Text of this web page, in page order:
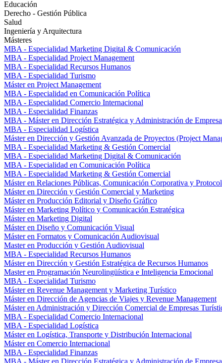
Educación
Derecho - Gestión Pública
Salud
Ingeniería y Arquitectura
Másteres
MBA - Especialidad Marketing Digital & Comunicación
MBA - Especialidad Project Management
MBA - Especialidad Recursos Humanos
MBA - Especialidad Turismo
Máster en Project Management
MBA - Especialidad en Comunicación Política
MBA - Especialidad Comercio Internacional
MBA - Especialidad Finanzas
MBA - Máster en Dirección Estratégica y Administración de
MBA - Especialidad Logística
Máster en Dirección y Gestión Avanzada de Proyectos (Project
MBA - Especialidad Marketing & Gestión Comercial
MBA - Especialidad Marketing Digital & Comunicación
MBA - Especialidad en Comunicación Política
MBA - Especialidad Marketing & Gestión Comercial
Máster en Relaciones Públicas, Comunicación Corporativa y
Máster en Dirección y Gestión Comercial y Marketing
Máster en Producción Editorial y Diseño Gráfico
Máster en Marketing Político y Comunicación Estratégica
Máster en Marketing Digital
Máster en Diseño y Comunicación Visual
Máster en Formatos y Comunicación Audiovisual
Master en Producción y Gestión Audiovisual
MBA - Especialidad Recursos Humanos
Máster en Dirección y Gestión Estratégica de Recursos Humanos
Master en Programación Neurolingüística e Inteligencia Emocional
MBA - Especialidad Turismo
Máster en Revenue Management y Marketing Turístico
Máster en Dirección de Agencias de Viajes y Revenue Management
Máster en Administración y Dirección Comercial de Empresas
MBA - Especialidad Comercio Internacional
MBA - Especialidad Logística
Máster en Logística, Transporte y Distribución Internacional
Máster en Comercio Internacional
MBA - Especialidad Finanzas
MBA - Máster en Dirección Estratégica y Administración de